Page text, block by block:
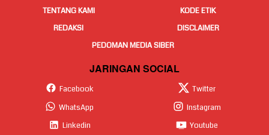
TENTANG KAMI
KODE ETIK
REDAKSI
DISCLAIMER
PEDOMAN MEDIA SIBER
JARINGAN SOCIAL
Facebook
Twitter
WhatsApp
Instagram
Linkedin
Youtube